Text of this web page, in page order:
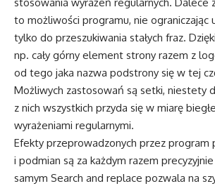
to możliwości programu, nie ograniczając
tylko do przeszukiwania stałych fraz.
np. cały górny element strony razem z
od tego jaka nazwa podstrony się w tej
Możliwych zastosowań są setki, niestety
z nich wszystkich przyda się w miarę
wyrażeniami regularnymi.
Efekty przeprowadzonych przez program
i podmian są za każdym razem
samym Search and replace pozwala na